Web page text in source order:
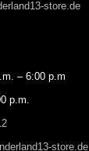
store.de
– 6:00 p.m
p.m.
store.de